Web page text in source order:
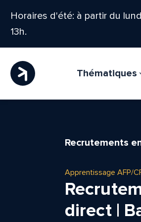
Horaires d'été: à partir du
13h.
Thématiques
Recrutements
Apprentissage AFP/
direct |